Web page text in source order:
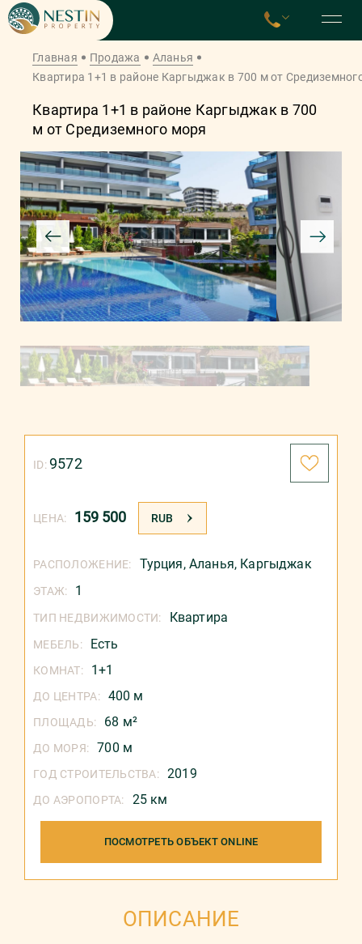
Главная Продажа
Аланья
Квартира 1+1 в районе Каргыджак в 700 м от
Квартира 1+1 в районе Каргыджак в 700
м от Средиземного моря
ЦЕНА: 159 500 RUB
ID:9572
РАСПОЛОЖЕНИЕ: Турция, Аланья, Каргыджак
ЭТАЖ: 1
ТИП НЕДВИЖИМОСТИ: Квартира
МЕБЕЛЬ: Есть
КОМНАТ: 1+1
ДО ЦЕНТРА: 400 м
ПЛОЩАДЬ: 68 м²
ДО МОРЯ: 700 м
ГОД СТРОИТЕЛЬСТВА: 2019
ДО АЭРОПОРТА: 25 км
ПОСМОТРЕТЬ ОБЪЕКТ ONLINE
ОПИСАНИЕ